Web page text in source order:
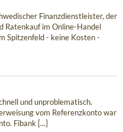
Finanzdienstleister, der
Ratenkauf im Online-Handel
Spitzenfeld - keine Kosten -
und unproblematisch.
vom Referenzkonto war
Fibank [...]